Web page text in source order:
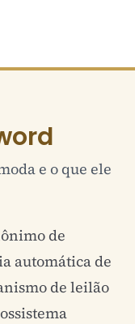
e o que ele
de
automática de
de leilão